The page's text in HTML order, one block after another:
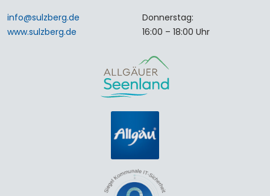
info@sulzberg.de
www.sulzberg.de
Donnerstag:
16:00 – 18:00 Uhr